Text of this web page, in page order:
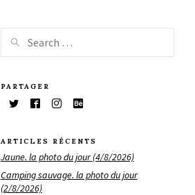
PARTAGER
ARTICLES RÉCENTS
Jaune. la photo du jour (4/8/2026)
Camping sauvage. la photo du jour
(2/8/2026)